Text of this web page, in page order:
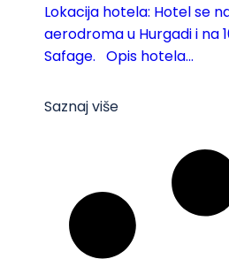
Lokacija hotela: Hotel se
aerodroma u Hurgadi i na
Safage. Opis hotela...
Saznaj više